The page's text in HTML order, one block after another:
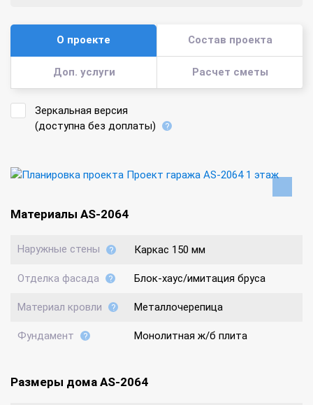
О проекте Состав проекта
Доп. услуги Расчет сметы
Зеркальная версия
(доступна без доплаты)
Материалы AS-2064
Наружные стены Каркас 150 мм
Отделка фасада Блок-хаус/имитация бруса
Материал кровли Металлочерепица
Фундамент Монолитная ж/б плита
Размеры дома AS-2064